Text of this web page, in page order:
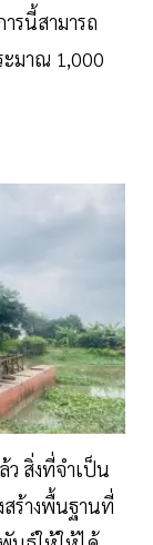
รนี้สามารถ
มาณ 1,000
สิ่งที่จำเป็น
สร้างพื้นฐานที่